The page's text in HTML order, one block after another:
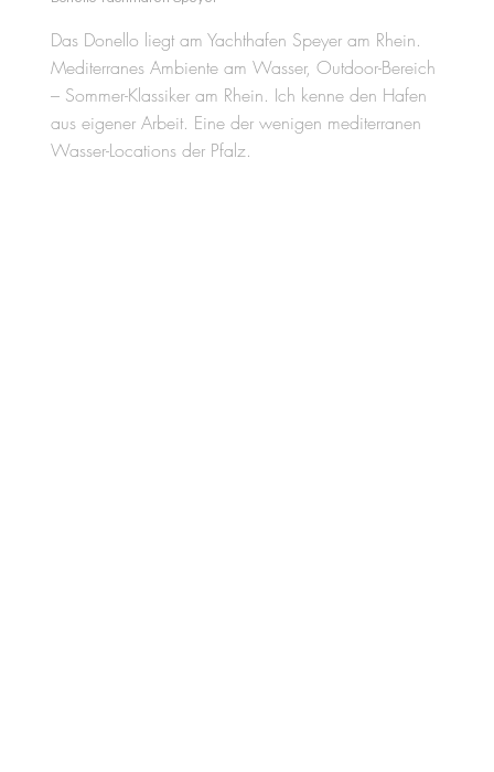
Das Donello liegt am Yachthafen Speyer am Rhein.
Mediterranes Ambiente am Wasser, Outdoor-Bereich
– Sommer-Klassiker am Rhein. Ich kenne den Hafen
aus eigener Arbeit. Eine der wenigen mediterranen
Wasser-Locations der Pfalz.